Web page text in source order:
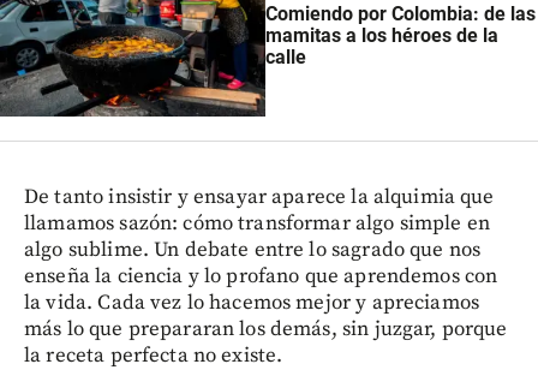
Comiendo por Colombia: de las
mamitas a los héroes de la
calle
De tanto insistir y ensayar aparece la alquimia que
llamamos sazón: cómo transformar algo simple en
algo sublime. Un debate entre lo sagrado que nos
enseña la ciencia y lo profano que aprendemos con
la vida. Cada vez lo hacemos mejor y apreciamos
más lo que prepararan los demás, sin juzgar, porque
la receta perfecta no existe.